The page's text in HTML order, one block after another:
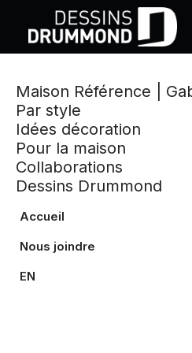
Maison Référence |
Par style
Idées décoration
Pour la maison
Collaborations
Dessins Drummond
Accueil
Nous joindre
EN